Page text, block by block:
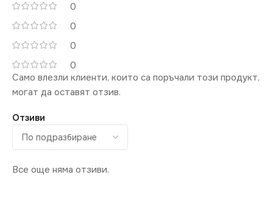
0
0
0
0
Отзиви
Все още няма отзиви.
Само влезли клиенти, които са поръчали този продукт,
могат да оставят отзив.